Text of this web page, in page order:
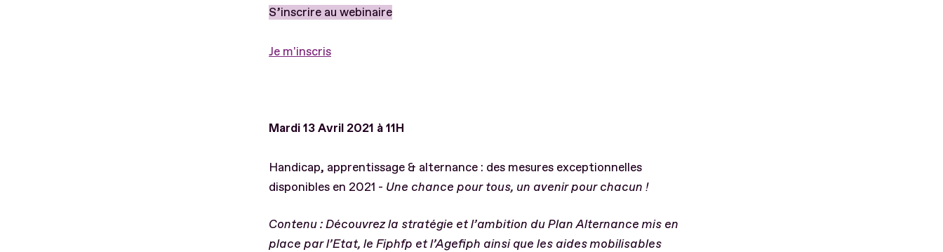
S’inscrire au webinaire
Je m'inscris
Mardi 13 Avril 2021 à 11H
Handicap, apprentissage & alternance : des mesures exceptionnelles
disponibles en 2021 - Une chance pour tous, un avenir pour chacun !
Contenu : Découvrez la stratégie et l’ambition du Plan Alternance mis en
place par l’Etat, le Fiphfp et l’Agefiph ainsi que les aides mobilisables